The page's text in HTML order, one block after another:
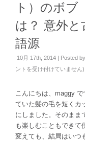
ト）のボブ
は？ 意外と
語源
10月 17th, 2014 | Posted by
ントを受け付けていません)
こんにちは、maggy
ていた髪の毛を短くカ
にしました。そのまま
も楽しむこともできて
変えても、結局はいつ